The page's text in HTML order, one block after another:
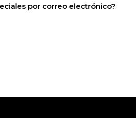
por correo electrónico?